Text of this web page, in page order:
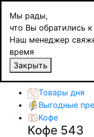
Мы рады,
что Вы обратились
Наш менеджер
время
Закрыть
Бакалея
Приправы и
Santa Maria
Назадтоваров
Каталог
Товары дня
Выгодные
Кофе
Кофе 543